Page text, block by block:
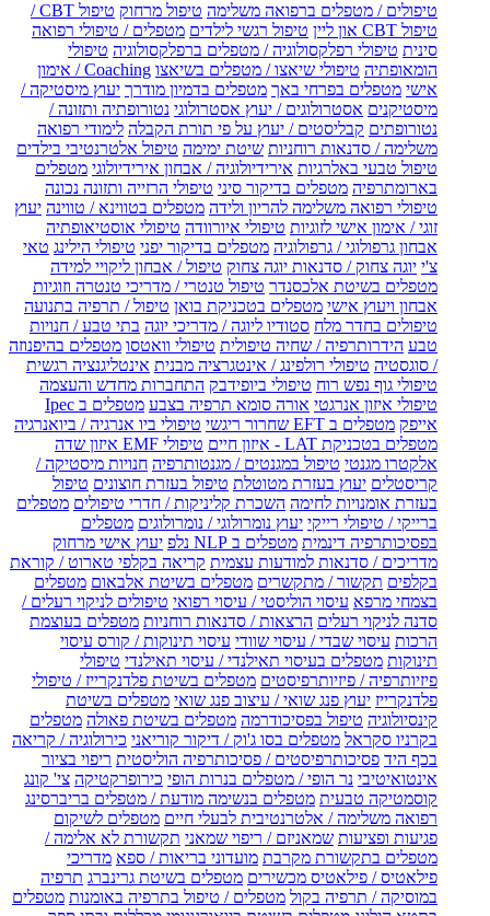
טיפולים / מטפלים ברפואה משלימה טיפול מרחוק
טיפול CBT /
טיפול CBT און ליין
טיפול רגשי לילדים מטפלים / טיפולי רפואה
סינית טיפולי רפלקסולוגיה / מטפלים ברפלקסולוגיה טיפולי
הומאופתיה טיפולי שיאצו / מטפלים בשיאצו
Coaching / אימון
אישי מטפלים בפרחי באך מטפלים בדמיון מודרך יעוץ מיסטיקה /
מיסטיקנים אסטרולוגים / יעוץ אסטרולוגי נטורופתיה ותזונה /
נטורופתים קבליסטים / יעוץ על פי תורת הקבלה לימודי רפואה
משלימה / סדנאות רוחניות שיטת ימימה טיפול אלטרנטיבי בילדים
טיפול טבעי באלרגיות אירידיולוגיה / אבחון אירידיולוגי מטפלים
בארומתרפיה מטפלים בדיקור סיני טיפולי הרזייה ותזונה נכונה
טיפולי רפואה משלימה להריון ולידה מטפלים בטווינא / טווינה יעוץ
זוגי / אימון אישי לזוגיות טיפולי איורוודה טיפולי אוסטיאופתיה
אבחון גרפולוגי / גרפולוגיה מטפלים בדיקור יפני טיפולי הילינג טאי
צ'י יוגה צחוק / סדנאות יוגה צחוק טיפול / אבחון ליקויי למידה
מטפלים בשיטת אלכסנדר טיפול טנטרי / מדריכי טנטרה וזוגיות
אבחון ויעוץ אישי מטפלים בטכניקת בואן טיפול / תרפיה בתנועה
טיפולים בחדר מלח סטודיו ליוגה / מדריכי יוגה בתי טבע / חנויות
טבע הידרותרפיה / שחיה טיפולית טיפולי וואטסו מטפלים בהיפנוזה
/ סוגסטיה טיפולי רולפינג / אינטגרציה מבנית אינטליגנציה רגשית
טיפולי גוף נפש רוח טיפולי ביופידבק התחברות מחדש והעצמה
טיפולי איזון אנרגטי אורה סומא תרפיה בצבע
מטפלים ב Ipec
אייפק מטפלים ב EFT שחרור ריגשי
טיפולי ביו אנרגיה / ביואנרגיה
מטפלים בטכניקת LAT - איזון חיים
טיפולי EMF איזון שדה
אלקטרו מגנטי טיפול במגנטים / מגנטותרפיה חנויות מיסטיקה /
קריסטלים יעוץ בעזרת מטוטלת טיפול בעזרת חוצונים טיפול
בעזרת אומנויות לחימה השכרת קליניקות / חדרי טיפולים מטפלים
ברייקי / טיפולי רייקי יעוץ נומרולוגי / נומרולוגים מטפלים
בפסיכותרפיה דינמית מטפלים ב NLP נלפ
יעוץ אישי מרחוק
מדריכים / סדנאות למודעות עצמית קריאה בקלפי טארוט / קוראת
בקלפים תקשור / מתקשרים מטפלים בשיטת אלבאום מטפלים
בצמחי מרפא עיסוי הוליסטי / עיסוי רפואי טיפולים לניקוי רעלים /
סדנה לניקוי רעלים הרצאות / סדנאות רוחניות מטפלים בעוצמת
הרכות עיסוי שבדי / עיסוי שוודי עיסוי תינוקות / קורס עיסוי
תינוקות מטפלים בעיסוי תאילנדי / עיסוי תאילנדי טיפולי
פיזיותרפיה / פיזיותרפיסטים מטפלים בשיטת פלדנקרייז / טיפולי
פלדנקרייז יעוץ פנג שואי / עיצוב פנג שואי מטפלים בשיטת
קינסיולוגיה טיפול בפסיכודרמה מטפלים בשיטת פאולה מטפלים
בקרניו סקראל מטפלים בסו ג'וק / דיקור קוריאני כירולוגיה / קריאה
בכף היד פסיכותרפיסטים / פסיכותרפיה הוליסטית ריפוי בציור
אינטואיטיבי נר הופי / מטפלים בנרות הופי כירופרקטיקה צי' קונג
קוסמטיקה טבעית מטפלים בנשימה מודעת / מטפלים בריברסינג
רפואה משלימה / אלטרנטיבית לבעלי חיים מטפלים לשיקום
פגיעות ופציעות שמאניזם / ריפוי שמאני תקשורת לא אלימה /
מטפלים בתקשורת מקרבת מועדוני בריאות / ספא מדריכי
פילאטיס / פילאטיס מכשירים מטפלים בשיטת גרינברג תרפיה
במוסיקה / תרפיה בקול מטפלים / טיפול בתרפיה באומנות מטפלים